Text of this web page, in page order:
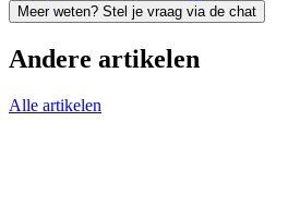
Meer weten? Stel je vraag via de chat
Andere artikelen
Alle artikelen